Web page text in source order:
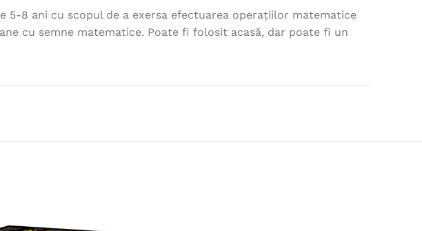
8 ani cu scopul de a exersa efectuarea operațiilor matematice
cu semne matematice. Poate fi folosit acasă, dar poate fi un